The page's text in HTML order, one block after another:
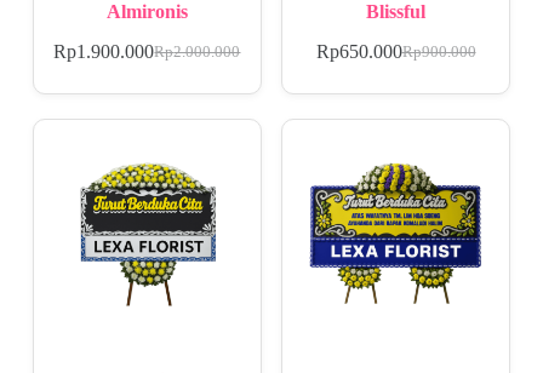
Almironis
Rp2.000.000
Rp1.900.000
Blissful
Rp900.000
Rp650.000